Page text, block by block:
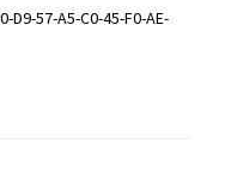
D9-57-A5-C0-45-F0-AE-